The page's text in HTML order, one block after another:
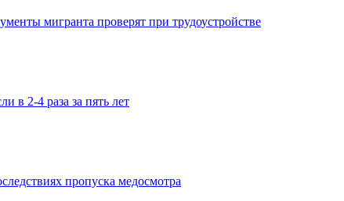
мигранта проверят при трудоустройстве
в 2-4 раза за пять лет
пропуска медосмотра